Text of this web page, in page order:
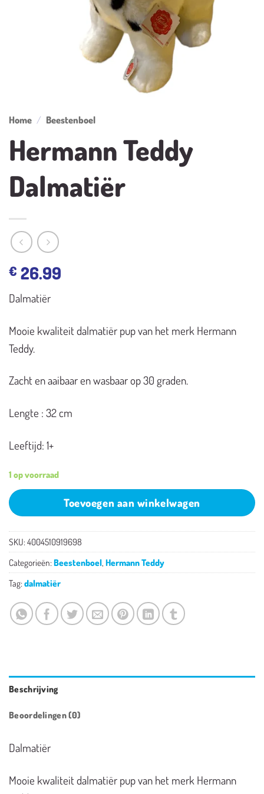
Home / Beestenboel
Hermann Teddy
Dalmatiër
€ 26.99
Dalmatiër
Mooie kwaliteit dalmatiër pup van het merk Hermann
Teddy.
Zacht en aaibaar en wasbaar op 30 graden.
Lengte : 32 cm
Leeftijd: 1+
1 op voorraad
Toevoegen aan winkelwagen
SKU: 4004510919698
Categorieën: Beestenboel, Hermann Teddy
Tag: dalmatiër
Beschrijving
Beoordelingen (0)
Dalmatiër
Mooie kwaliteit dalmatiër pup van het merk Hermann